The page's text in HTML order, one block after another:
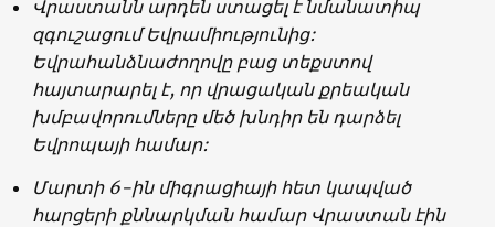
Վրաստանն արդեն ստացել է նմանատիպ
զգուշացում Եվրամիությունից:
Եվրահանձնաժողովը բաց տեքստով
հայտարարել է, որ վրացական քրեական
խմբավորումները մեծ խնդիր են դարձել
Եվրոպայի համար:
Մարտի 6-ին միգրացիայի հետ կապված
հարցերի քննարկման համար Վրաստան էին